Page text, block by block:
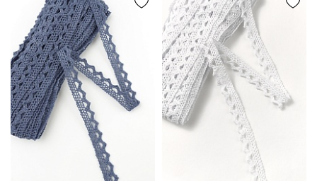
партии тон кружева может отличаться.